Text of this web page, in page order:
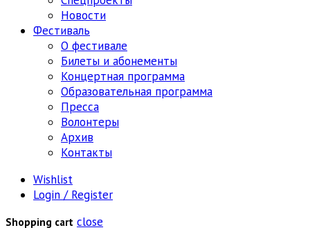
Новости
Фестиваль
О фестивале
Билеты и абонементы
Концертная программа
Образовательная программа
Пресса
Волонтеры
Архив
Контакты
Wishlist
Login / Register
Shopping cart close